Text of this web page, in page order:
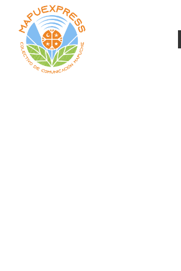
main
content